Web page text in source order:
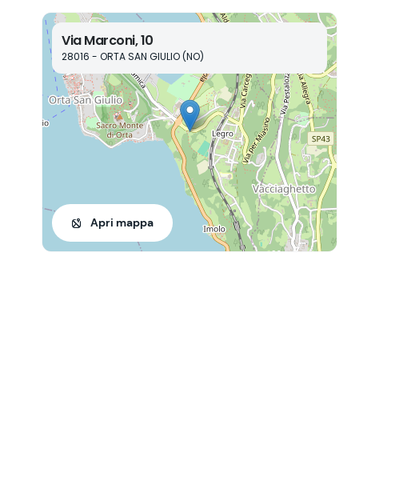
Via Marconi, 10
28016 - ORTA SAN GIULIO (NO)
Apri mappa